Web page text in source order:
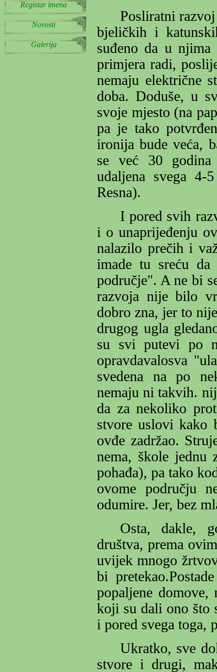
Registar imena
Novosti
Galerija
Posliratni
bjeličkih i
suđeno da u
primjera radi,
nemaju električne
doba. Doduše, u
svoje mjesto (na
pa je tako
ironija bude veća,
se već
30 godina
udaljena svega 4-
Resna).
I pored svih
i o unaprijeđenju
nalazilo prečih i
imade tu sreću
područje". A ne bi
razvoja nije bilo
dobro zna, jer to
drugog ugla
su svi putevi po
opravdavalosva
svedena na po
nemaju ni takvih.
da za nekoliko
stvore uslovi kako
ovđe zadržao.
nema, škole jednu
pohađa), pa tako
ovome području
odumire. Jer, bez
Osta, dakle,
društva, prema
uvijek mnogo
bi
popaljene domove,
koji su dali ono što
i pored svega toga,
Ukratko, sve
stvore i drugi,